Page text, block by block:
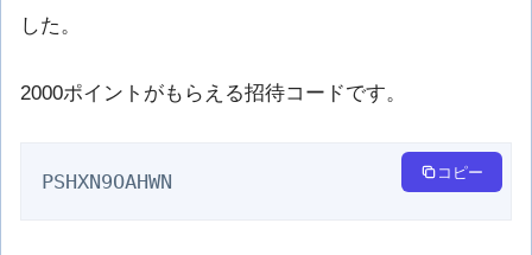
した。
2000ポイントがもらえる招待コードです。
PSHXN9OAHWN コピー